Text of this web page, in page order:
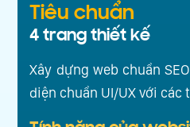
Tiêu chuẩn
4 trang thiết kế
Xây dựng web chuẩn
diện chuẩn UI/UX với các